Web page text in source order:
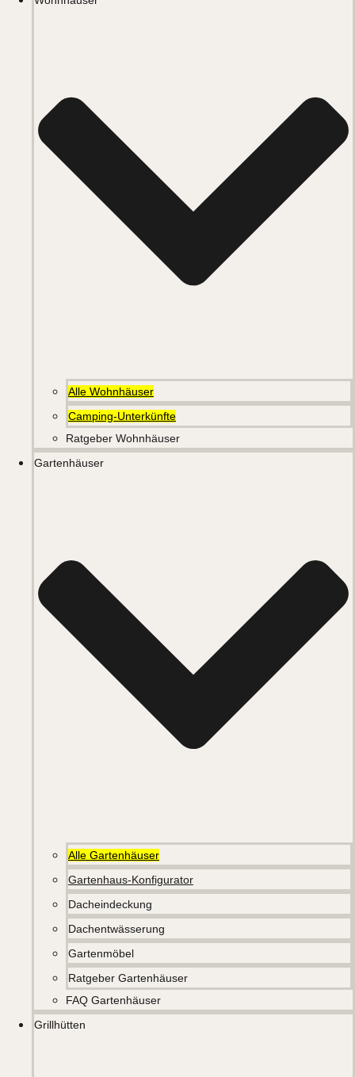
Alle Wohnhäuser
Camping-Unterkünfte
Ratgeber Wohnhäuser
Gartenhäuser
Alle Gartenhäuser
Gartenhaus-Konfigurator
Dacheindeckung
Dachentwässerung
Gartenmöbel
Ratgeber Gartenhäuser
FAQ Gartenhäuser
Grillhütten